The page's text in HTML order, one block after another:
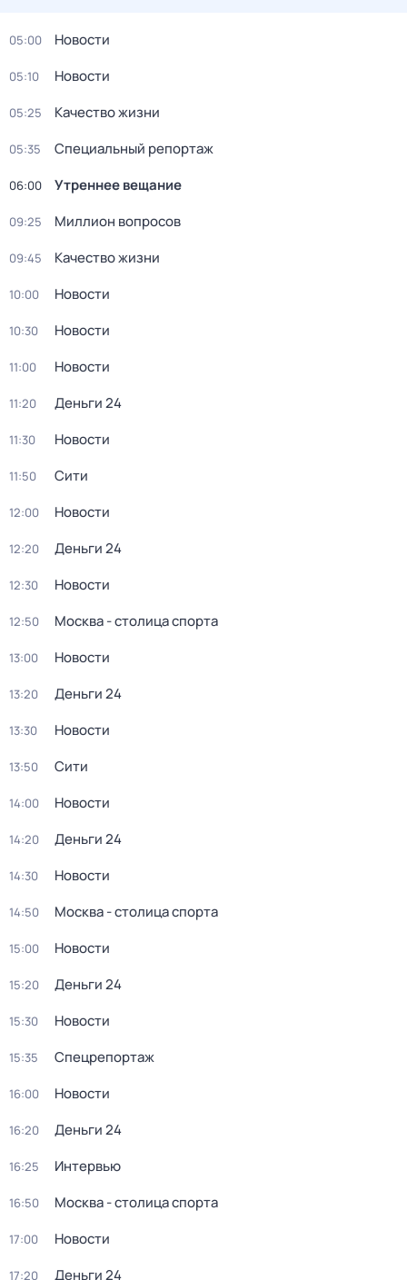
05:00 Новости
05:10 Новости
05:25 Качество жизни
05:35 Специальный репортаж
06:00 Утреннее вещание
09:25 Миллион вопросов
09:45 Качество жизни
10:00 Новости
10:30 Новости
11:00 Новости
11:20 Деньги 24
11:30 Новости
11:50 Сити
12:00 Новости
12:20 Деньги 24
12:30 Новости
12:50 Москва - столица спорта
13:00 Новости
13:20 Деньги 24
13:30 Новости
13:50 Сити
14:00 Новости
14:20 Деньги 24
14:30 Новости
14:50 Москва - столица спорта
15:00 Новости
15:20 Деньги 24
15:30 Новости
15:35 Спецрепортаж
16:00 Новости
16:20 Деньги 24
16:25 Интервью
16:50 Москва - столица спорта
17:00 Новости
17:20 Деньги 24